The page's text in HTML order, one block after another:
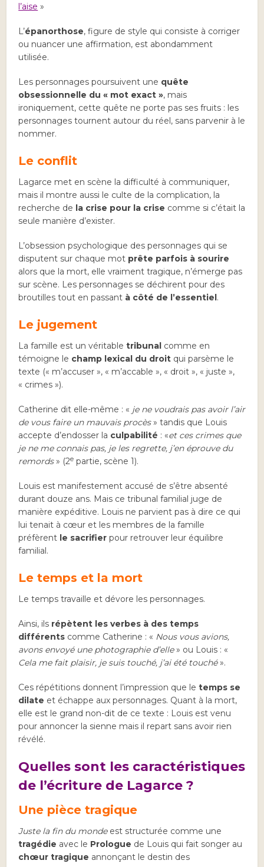
l’aise »
L’épanorthose, figure de style qui consiste à corriger
ou nuancer une affirmation, est abondamment
utilisée.
Les personnages poursuivent une quête
obsessionnelle du « mot exact », mais
ironiquement, cette quête ne porte pas ses fruits : les
personnages tournent autour du réel, sans parvenir à le
nommer.
Le conflit
Lagarce met en scène la difficulté à communiquer,
mais il montre aussi le culte de la complication, la
recherche de la crise pour la crise comme si c’était la
seule manière d’exister.
L’obsession psychologique des personnages qui se
disputent sur chaque mot prête parfois à sourire
alors que la mort, elle vraiment tragique, n’émerge pas
sur scène. Les personnages se déchirent pour des
broutilles tout en passant à côté de l’essentiel.
Le jugement
La famille est un véritabletribunal comme en
témoigne le champ lexical du droit qui parsème le
texte (« m’accuser », « m’accable », « droit », « juste »,
« crimes »).
Catherine dit elle-même : « je ne voudrais pas avoir l’air
de vous faire un mauvais procès» tandis que Louis
accepte d’endosser la culpabilité : «et ces crimes que
je ne me connais pas, je les regrette, j’en éprouve du
remords» (2e partie, scène 1).
Louis est manifestement accusé de s’être absenté
durant douze ans. Mais ce tribunal familial juge de
manière expéditive. Louis ne parvient pas à dire ce qui
lui tenait à cœur et les membres de la famille
préfèrent le sacrifier pour retrouver leur équilibre
familial.
Le temps et la mort
Le temps travaille et dévore les personnages.
Ainsi, ils répètent les verbes à des temps
différents comme Catherine : « Nous vous avions,
avons envoyé une photographie d’elle» ou Louis : «
Cela me fait plaisir, je suis touché, j’ai été touché».
Ces répétitions donnent l’impression que letemps se
dilate et échappe aux personnages. Quant à la mort,
elle est le grand non-dit de ce texte : Louis est venu
pour annoncer la sienne mais il repart sans avoir rien
révélé.
Quelles sont les caractéristiques
de l’écriture de Lagarce ?
Une pièce tragique
Juste la fin du monde est structurée comme une
tragédie avec le Prologue de Louis qui fait songer au
chœur tragique annonçant le destin des